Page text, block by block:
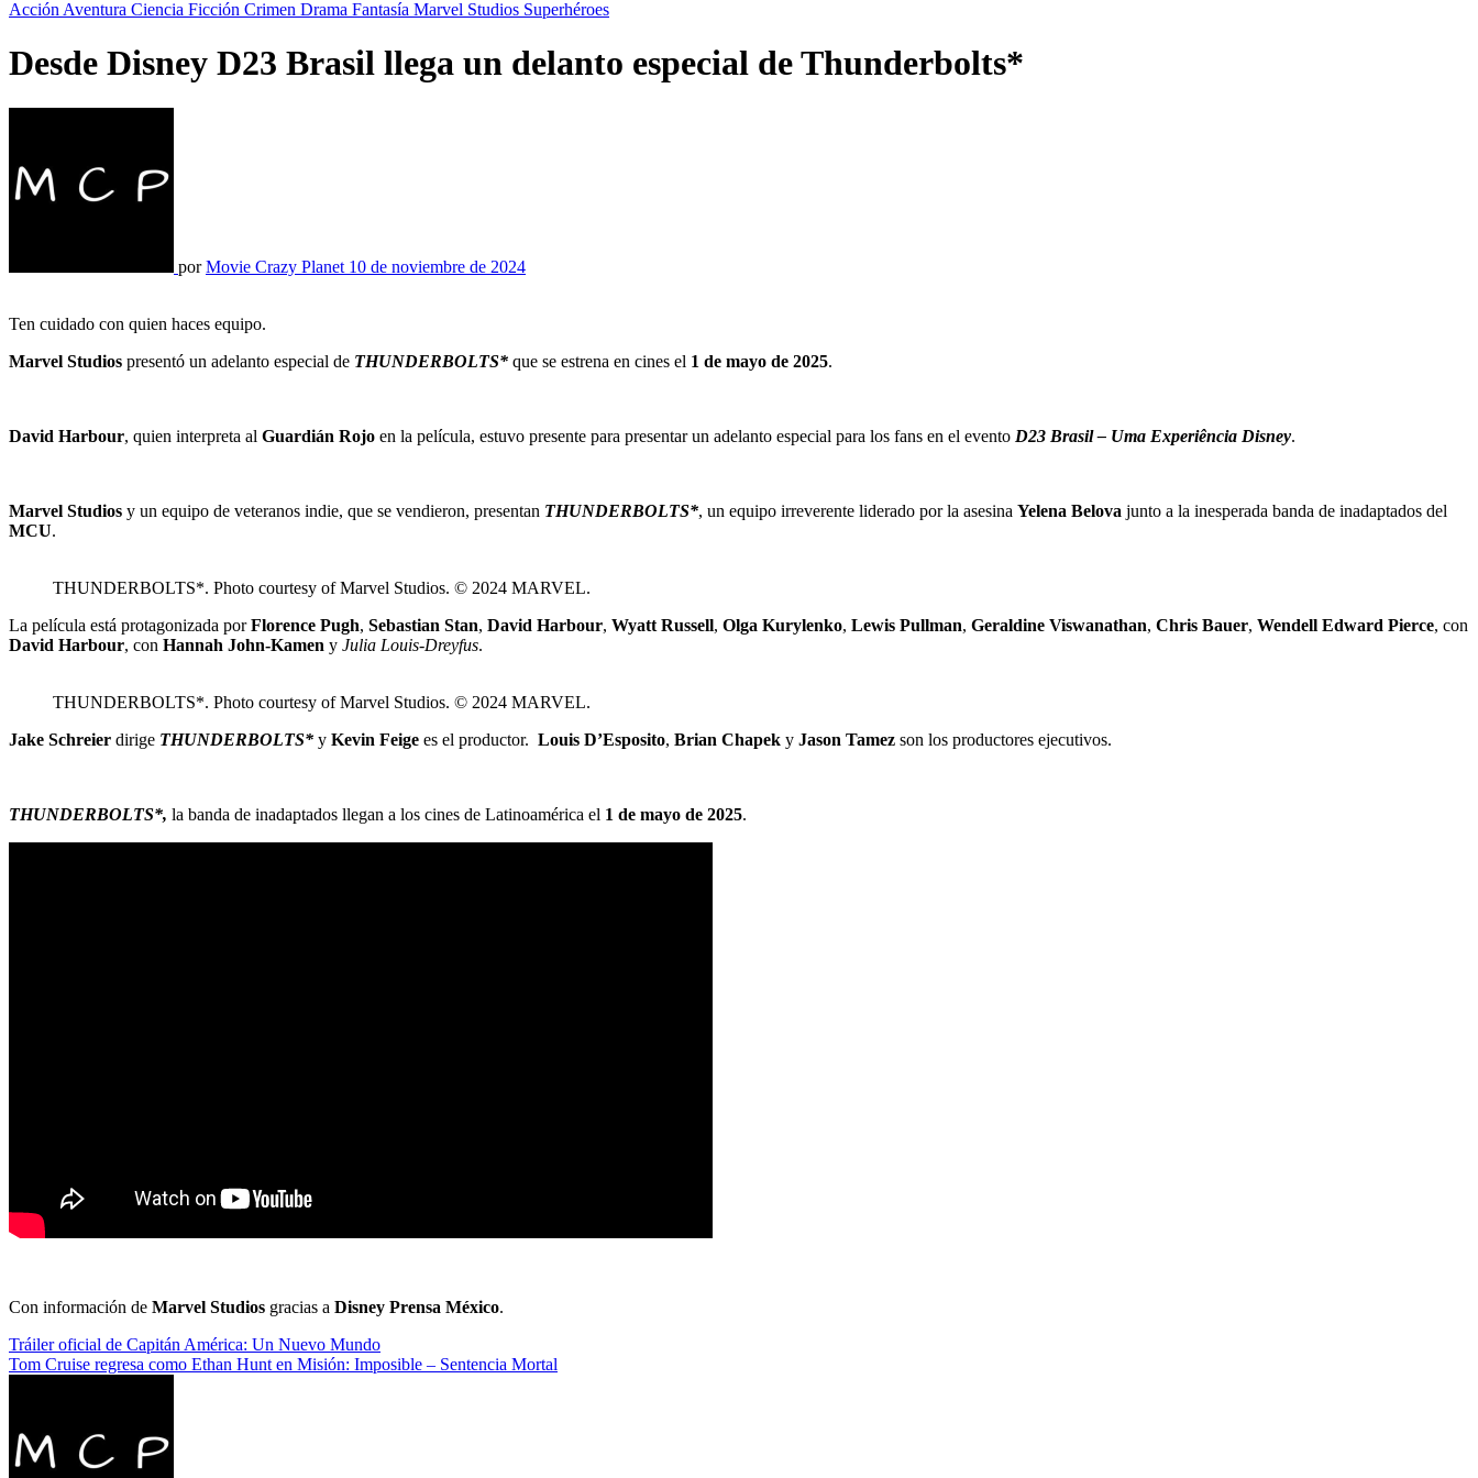
Acción Aventura Ciencia Ficción Crimen Drama Fantasía Marvel Studios Superhéroes
Desde Disney D23 Brasil llega un delanto especial de Thunderbolts*
porMovie Crazy Planet 10 de noviembre de 2024
Ten cuidado con quien haces equipo.
Marvel Studios presentó un adelanto especial de THUNDERBOLTS* que se estrena en cines el 1 de mayo de 2025.
David Harbour, quien interpreta al Guardián Rojo en la película, estuvo presente para presentar un adelanto especial para los fans en el evento D23 Brasil – Uma Experiência Disney.
Marvel Studios y un equipo de veteranos indie, que se vendieron, presentan THUNDERBOLTS*, un equipo irreverente liderado por la asesina Yelena Belova junto a la inesperada banda de inadaptados del
MCU.
THUNDERBOLTS*. Photo courtesy of Marvel Studios. © 2024 MARVEL.
La película está protagonizada porFlorence Pugh, Sebastian Stan, David Harbour, Wyatt Russell, Olga Kurylenko, Lewis Pullman, Geraldine Viswanathan, Chris Bauer, Wendell Edward Pierce, con
David Harbour, con Hannah John-Kamen y Julia Louis-Dreyfus.
THUNDERBOLTS*. Photo courtesy of Marvel Studios. © 2024 MARVEL.
Jake Schreier dirige THUNDERBOLTS* y Kevin Feige es el productor. Louis D’Esposito, Brian Chapek y Jason Tamez son los productores ejecutivos.
THUNDERBOLTS*, la banda de inadaptados llegan a los cines de Latinoamérica el 1 de mayo de 2025.
Con información de Marvel Studios gracias a Disney Prensa México.
Navegación
de
Tráiler oficial de Capitán América: Un Nuevo Mundo
Tom Cruise regresa como Ethan Hunt en Misión: Imposible – Sentencia Mortal